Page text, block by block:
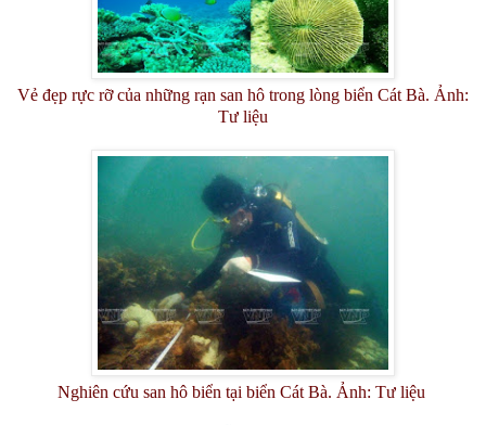
Vẻ đẹp rực rỡ của những rạn san hô trong lòng biển Cát Bà. Ảnh:
Tư liệu
Nghiên cứu san hô biển tại biển Cát Bà. Ảnh: Tư liệu